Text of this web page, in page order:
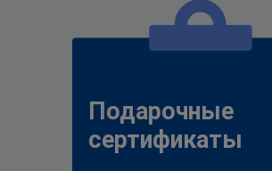
Подарочные
сертификаты